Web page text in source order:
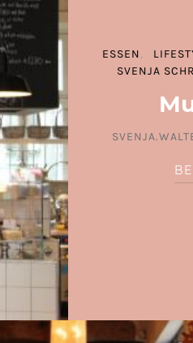
ESSEN
SVENJA